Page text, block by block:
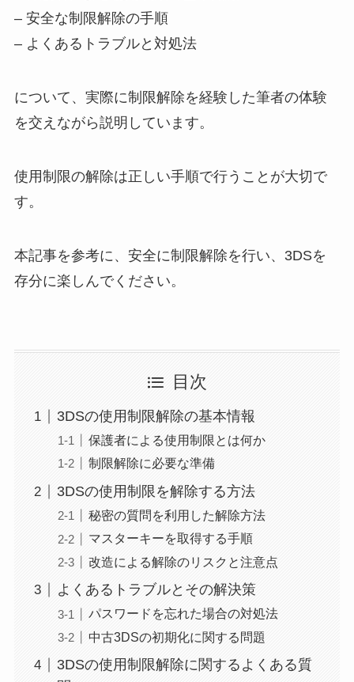
– 安全な制限解除の手順
– よくあるトラブルと対処法
について、実際に制限解除を経験した筆者の体験
を交えながら説明しています。
使用制限の解除は正しい手順で行うことが大切で
す。
本記事を参考に、安全に制限解除を行い、3DSを
存分に楽しんでください。
目次
3DSの使用制限解除の基本情報
保護者による使用制限とは何か
制限解除に必要な準備
3DSの使用制限を解除する方法
秘密の質問を利用した解除方法
マスターキーを取得する手順
改造による解除のリスクと注意点
よくあるトラブルとその解決策
パスワードを忘れた場合の対処法
中古3DSの初期化に関する問題
3DSの使用制限解除に関するよくある質